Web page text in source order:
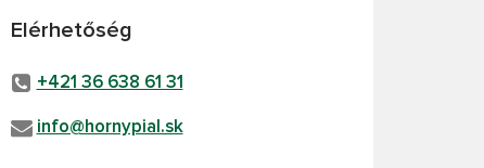
Elérhetőség
+421 36 638 61 31
info@hornypial.sk